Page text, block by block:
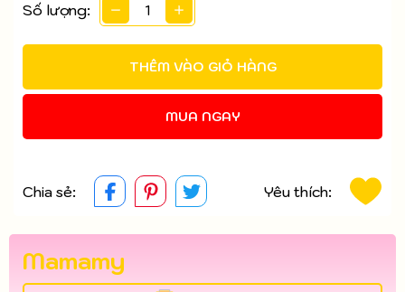
Số lượng:
THÊM VÀO GIỎ HÀNG
MUA NGAY
Chia sẻ: Yêu thích:
Mamamy